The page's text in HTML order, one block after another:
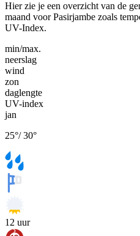
Hier zie je een overzicht van de
maand voor Pasirjambe zoals
UV-Index.
min/max.
neerslag
wind
zon
daglengte
UV-index
jan
25°/30°
12 uur